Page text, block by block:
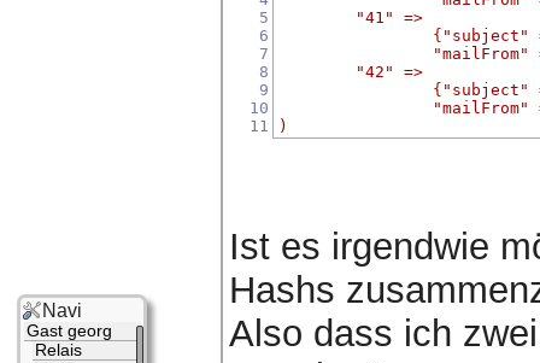
5
6
7
8
9
10
11
"41"
=>
{ "subject"
"mailFrom"
"42"
=>
{ "subject"
"mailFrom"
)
Ist es irgendwie
Hashs
Also dass ich
Navi
Gast georg
Relais